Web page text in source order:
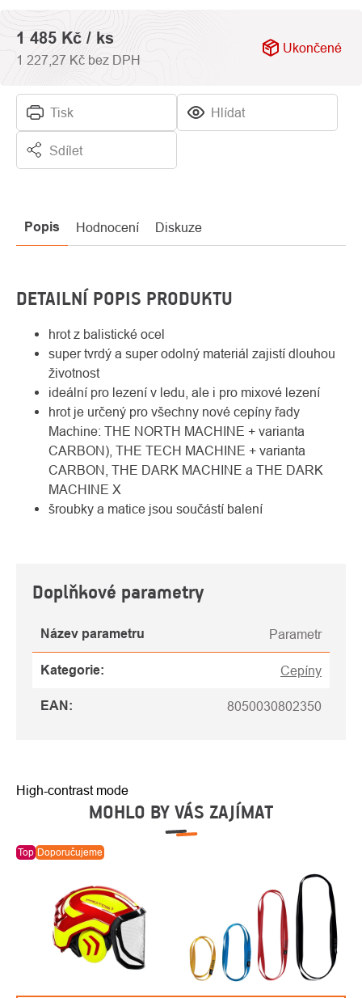
hvězdiček.
Tisk Hlídat
Sdílet
1 485 Kč / ks
1 227,27 Kč bez DPH
Ukončené
Popis Hodnocení Diskuze
DETAILNÍ POPIS PRODUKTU
hrot z balistické ocel
super tvrdý a super odolný materiál zajistí dlouhou
životnost
ideální pro lezení v ledu, ale i pro mixové lezení
hrot je určený pro všechny nové cepíny řady
Machine: THE NORTH MACHINE + varianta
CARBON), THE TECH MACHINE + varianta
CARBON, THE DARK MACHINE a THE DARK
MACHINE X
šroubky a matice jsou součástí balení
Doplňkové parametry
Název parametru Parametr
Kategorie: Cepíny
EAN : 8050030802350
High-contrast mode
MOHLO BY VÁS ZAJÍMAT
Top Doporučujeme